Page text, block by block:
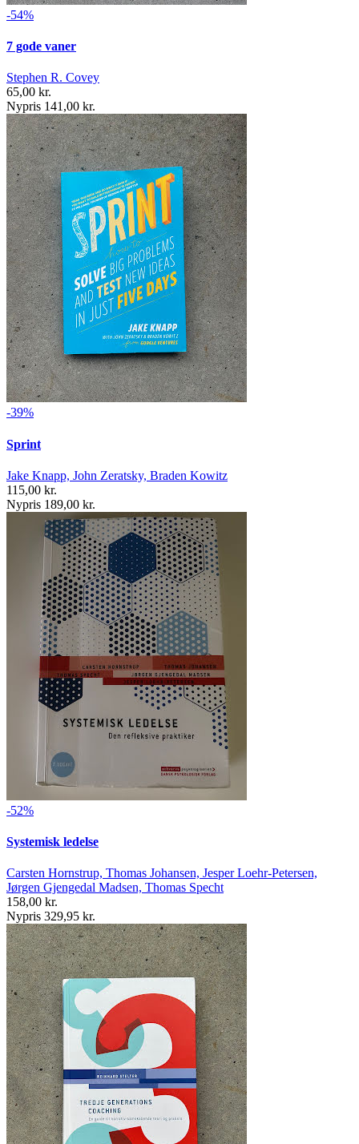
-54%
7 gode vaner
Stephen R. Covey
65,00 kr.
Nypris 141,00 kr.
-39%
Sprint
Jake Knapp, John Zeratsky, Braden Kowitz
115,00 kr.
Nypris 189,00 kr.
-52%
Systemisk ledelse
Carsten Hornstrup, Thomas Johansen, Jesper Loehr-Petersen,
Jørgen Gjengedal Madsen, Thomas Specht
158,00 kr.
Nypris 329,95 kr.